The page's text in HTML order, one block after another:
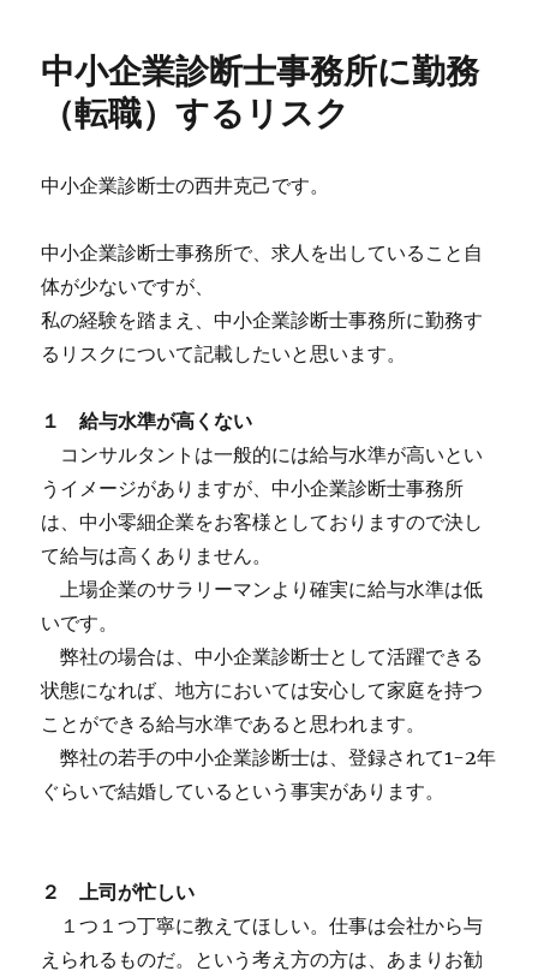
中小企業診断士事務所に勤務
（転職）するリスク
中小企業診断士の西井克己です。
中小企業診断士事務所で、求人を出していること自
体が少ないですが、
私の経験を踏まえ、中小企業診断士事務所に勤務す
るリスクについて記載したいと思います。
１ 給与水準が高くない
コンサルタントは一般的には給与水準が高いとい
うイメージがありますが、中小企業診断士事務所
は、中小零細企業をお客様としておりますので決し
て給与は高くありません。
上場企業のサラリーマンより確実に給与水準は低
いです。
弊社の場合は、中小企業診断士として活躍できる
状態になれば、地方においては安心して家庭を持つ
ことができる給与水準であると思われます。
弊社の若手の中小企業診断士は、登録されて1-2年
ぐらいで結婚しているという事実があります。
２ 上司が忙しい
１つ１つ丁寧に教えてほしい。仕事は会社から与
えられるものだ。という考え方の方は、あまりお勧